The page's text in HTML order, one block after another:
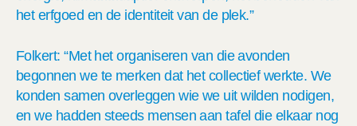
het erfgoed en de identiteit van de plek.”
Folkert: “Met het organiseren van die avonden
begonnen we te merken dat het collectief werkte. We
konden samen overleggen wie we uit wilden nodigen,
en we hadden steeds mensen aan tafel die elkaar nog